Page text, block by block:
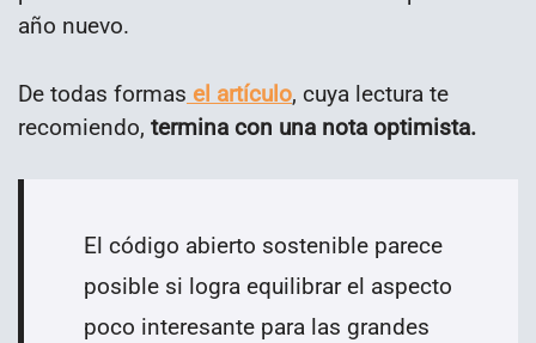
año nuevo.
De todas formas el artículo, cuya lectura te
recomiendo, termina con una nota optimista.
El código abierto sostenible parece
posible si logra equilibrar el aspecto
poco interesante para las grandes